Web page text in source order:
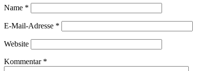
Name *
E-Mail-Adresse *
Website
Kommentar *